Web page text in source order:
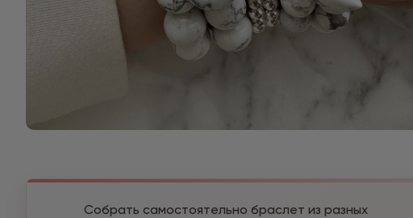
Собрать самостоятельно браслет из разных